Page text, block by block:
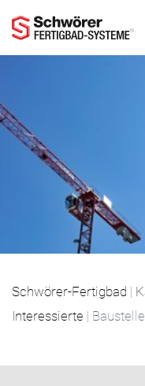
Schwörer-Fertigbad |
Interessierte |